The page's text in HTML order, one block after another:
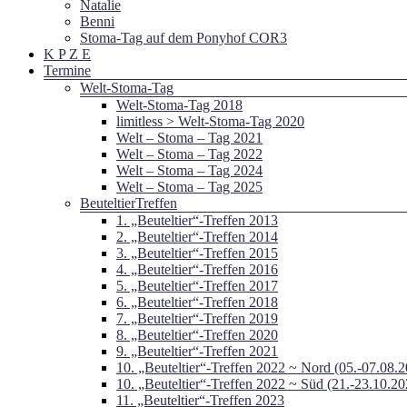
Natalie
Benni
Stoma-Tag auf dem Ponyhof COR3
K P Z E
Termine
Welt-Stoma-Tag
Welt-Stoma-Tag 2018
limitless > Welt-Stoma-Tag 2020
Welt – Stoma – Tag 2021
Welt – Stoma – Tag 2022
Welt – Stoma – Tag 2024
Welt – Stoma – Tag 2025
BeuteltierTreffen
1. „Beuteltier“-Treffen 2013
2. „Beuteltier“-Treffen 2014
3. „Beuteltier“-Treffen 2015
4. „Beuteltier“-Treffen 2016
5. „Beuteltier“-Treffen 2017
6. „Beuteltier“-Treffen 2018
7. „Beuteltier“-Treffen 2019
8. „Beuteltier“-Treffen 2020
9. „Beuteltier“-Treffen 2021
10. „Beuteltier“-Treffen 2022 ~ Nord (05.-
10. „Beuteltier“-Treffen 2022 ~ Süd (21.-
11. „Beuteltier“-Treffen 2023